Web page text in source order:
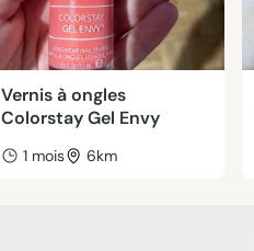
Vernis à ongles
Colorstay Gel Envy
1 mois 6km